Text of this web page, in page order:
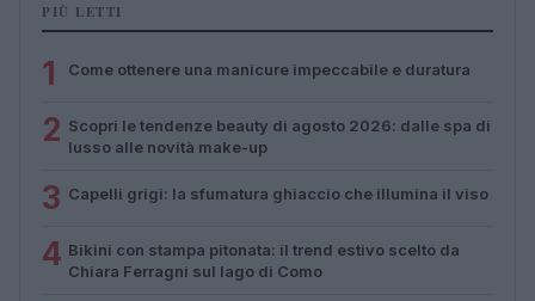
PIÙ LETTI
1 Come ottenere una manicure impeccabile e duratura
2 Scopri le tendenze beauty di agosto 2026: dalle spa di
lusso alle novità make-up
3 Capelli grigi: la sfumatura ghiaccio che illumina il viso
4 Bikini con stampa pitonata: il trend estivo scelto da
Chiara Ferragni sul lago di Como